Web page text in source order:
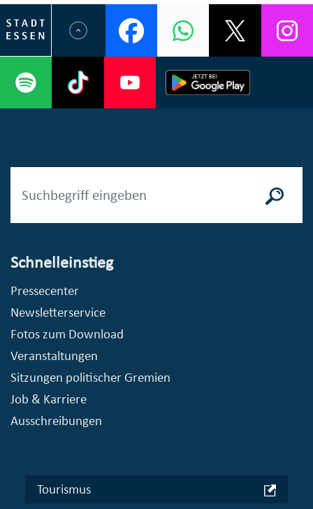
Schnelleinstieg
Pressecenter
Newsletterservice
Fotos zum Download
Veranstaltungen
Sitzungen politischer Gremien
Job & Karriere
Ausschreibungen
Tourismus